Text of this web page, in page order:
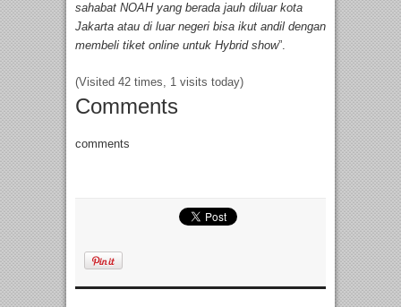
sahabat NOAH yang berada jauh diluar kota
Jakarta atau di luar negeri bisa ikut andil dengan
membeli tiket online untuk Hybrid show”.
(Visited 42 times, 1 visits today)
Comments
comments